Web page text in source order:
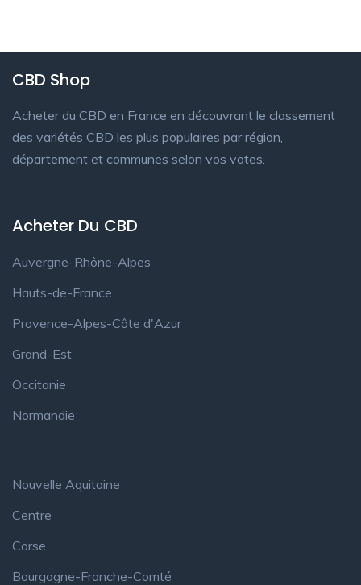
CBD Shop
Acheter du CBD en France en découvrant le classement
des variétés CBD les plus populaires par région,
département et communes selon vos votes.
Acheter Du CBD
Auvergne-Rhône-Alpes
Hauts-de-France
Provence-Alpes-Côte d'Azur
Grand-Est
Occitanie
Normandie
Nouvelle Aquitaine
Centre
Corse
Bourgogne-Franche-Comté